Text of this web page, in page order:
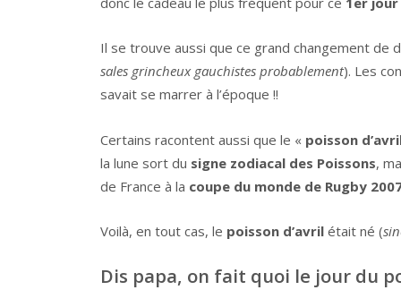
Il se trouve aussi que ce grand changement de
sales grincheux gauchistes probablement). Les
savait se marrer à l’époque !!
Certains racontent aussi que le « poisson
la lune sort du signe zodiacal des Poissons,
de France à la coupe du monde de Rugby
Voilà, en tout cas, le poisson d’avril était né (
Dis papa, on fait quoi le jour du